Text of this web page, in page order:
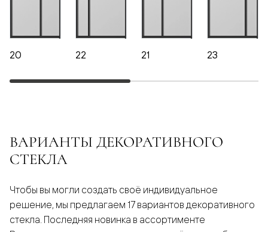
20 22 21 23
ВАРИАНТЫ ДЕКОРАТИВНОГО
СТЕКЛА
Чтобы вы могли создать своё индивидуальное
решение, мы предлагаем 17 вариантов декоративного
стекла. Последняя новинка в ассортименте